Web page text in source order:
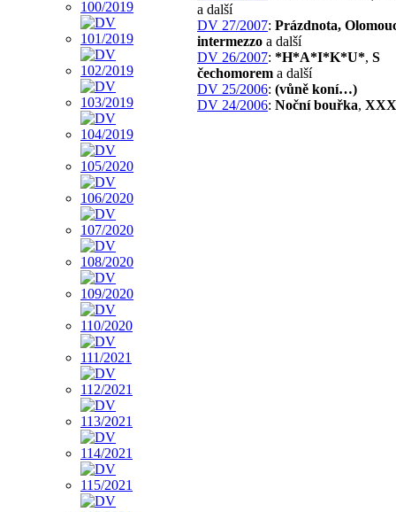
a další
DV 27/2007: Prázdnota,
intermezzo a další
DV 26/2007: *H*A*I*K*U*, S
čechomorem a další
DV 25/2006: (vůně koní…)
DV 24/2006: Noční bouřka, XXX